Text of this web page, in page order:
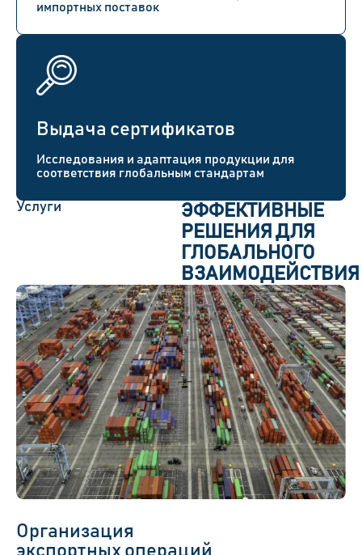
импортных поставок
Выдача сертификатов
Исследования и адаптация продукции для
соответствия глобальным стандартам
Услуги
ЭФФЕКТИВНЫЕ
РЕШЕНИЯ ДЛЯ
ГЛОБАЛЬНОГО
ВЗАИМОДЕЙСТВИЯ
Организация
экспортных операций